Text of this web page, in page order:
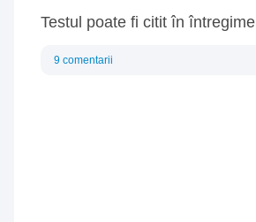
Testul poate fi citit în întregime
9 comentarii